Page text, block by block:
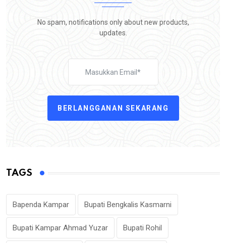
No spam, notifications only about new products,
updates.
BERLANGGANAN SEKARANG
TAGS
Bapenda Kampar Bupati Bengkalis Kasmarni
Bupati Kampar Ahmad Yuzar Bupati Rohil